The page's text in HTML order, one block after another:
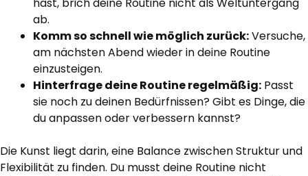
ab.
Komm so schnell wie möglich zurück:Versuche,
am nächsten Abend wieder in deine Routine
einzusteigen.
Hinterfrage deine Routine regelmäßig: Passt
sie noch zu deinen Bedürfnissen? Gibt es Dinge, die
du anpassen oder verbessern kannst?
Die Kunst liegt darin, eine Balance zwischen Struktur und
Flexibilität zu finden. Du musst deine Routine nicht